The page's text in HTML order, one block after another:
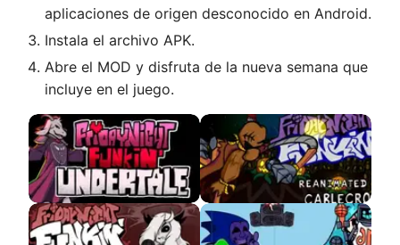
aplicaciones de origen desconocido en Android.
Instala el archivo APK.
Abre el MOD y disfruta de la nueva semana que
incluye en el juego.
Undertale APK FNF VS CableCrow